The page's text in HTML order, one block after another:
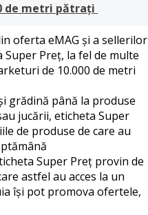
de metri pătrați
oferta eMAG și a sellerilor
Preț, la fel de multe
de 10.000 de metri
grădină până la produse
jucării, eticheta Super
de produse de care au
Super Preț provin de
astfel au acces la un
își pot promova ofertele,